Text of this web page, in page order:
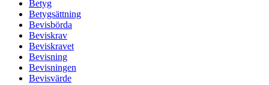
Betyg
Betygsättning
Bevisbörda
Beviskrav
Beviskravet
Bevisning
Bevisningen
Bevisvärde